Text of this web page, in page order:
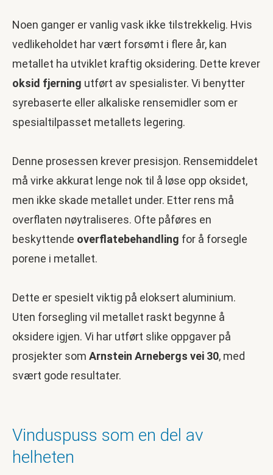
Noen ganger er vanlig vask ikke tilstrekkelig. Hvis
vedlikeholdet har vært forsømt i flere år, kan
metallet ha utviklet kraftig oksidering. Dette krever
oksid fjerning utført av spesialister. Vi benytter
syrebaserte eller alkaliske rensemidler som er
spesialtilpasset metallets legering.
Denne prosessen krever presisjon. Rensemiddelet
må virke akkurat lenge nok til å løse opp oksidet,
men ikke skade metallet under. Etter rens må
overflaten nøytraliseres. Ofte påføres en
beskyttende overflatebehandling for å forsegle
porene i metallet.
Dette er spesielt viktig på eloksert aluminium.
Uten forsegling vil metallet raskt begynne å
oksidere igjen. Vi har utført slike oppgaver på
prosjekter som Arnstein Arnebergs vei 30, med
svært gode resultater.
Vinduspuss som en del av
helheten